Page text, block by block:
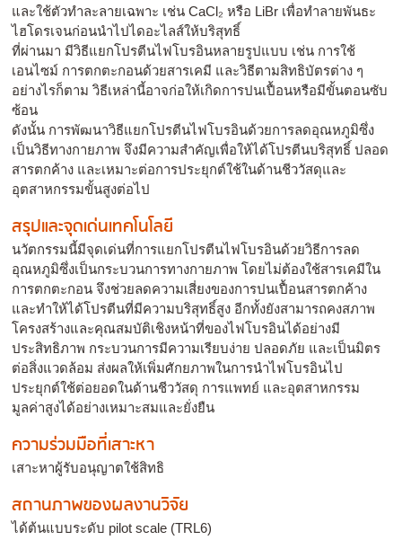
และใช้ตัวทำละลายเฉพาะ เช่น CaCl₂ หรือ LiBr เพื่อทำลายพันธะ
ไฮโดรเจนก่อนนำไปไดอะไลส์ให้บริสุทธิ์
ที่ผ่านมา มีวิธีแยกโปรตีนไฟโบรอินหลายรูปแบบ เช่น การใช้
เอนไซม์ การตกตะกอนด้วยสารเคมี และวิธีตามสิทธิบัตรต่าง ๆ
อย่างไรก็ตาม วิธีเหล่านี้อาจก่อให้เกิดการปนเปื้อนหรือมีขั้นตอนซับ
ซ้อน
ดังนั้น การพัฒนาวิธีแยกโปรตีนไฟโบรอินด้วยการลดอุณหภูมิซึ่ง
เป็นวิธีทางกายภาพ จึงมีความสำคัญเพื่อให้ได้โปรตีนบริสุทธิ์ ปลอด
สารตกค้าง และเหมาะต่อการประยุกต์ใช้ในด้านชีววัสดุและ
อุตสาหกรรมขั้นสูงต่อไป
สรุปและจุดเด่นเทคโนโลยี
นวัตกรรมนี้มีจุดเด่นที่การแยกโปรตีนไฟโบรอินด้วยวิธีการลด
อุณหภูมิซึ่งเป็นกระบวนการทางกายภาพ โดยไม่ต้องใช้สารเคมีใน
การตกตะกอน จึงช่วยลดความเสี่ยงของการปนเปื้อนสารตกค้าง
และทำให้ได้โปรตีนที่มีความบริสุทธิ์สูง อีกทั้งยังสามารถคงสภาพ
โครงสร้างและคุณสมบัติเชิงหน้าที่ของไฟโบรอินได้อย่างมี
ประสิทธิภาพ กระบวนการมีความเรียบง่าย ปลอดภัย และเป็นมิตร
ต่อสิ่งแวดล้อม ส่งผลให้เพิ่มศักยภาพในการนำไฟโบรอินไป
ประยุกต์ใช้ต่อยอดในด้านชีววัสดุ การแพทย์ และอุตสาหกรรม
มูลค่าสูงได้อย่างเหมาะสมและยั่งยืน
ความร่วมมือที่เสาะหา
เสาะหาผู้รับอนุญาตใช้สิทธิ
สถานภาพของผลงานวิจัย
ได้ต้นแบบระดับ pilot scale (TRL6)